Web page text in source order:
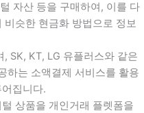
자산 등을 구매하여, 이를 다
슷한 현금화 방법으로 정보
SK, KT, LG 유플러스와 같은
하는 소액결제 서비스를 활용
집니다.
상품을 개인거래 플렛폼을